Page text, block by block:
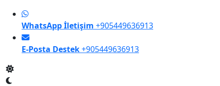
WhatsApp İletişim +905449636913
E-Posta Destek+905449636913